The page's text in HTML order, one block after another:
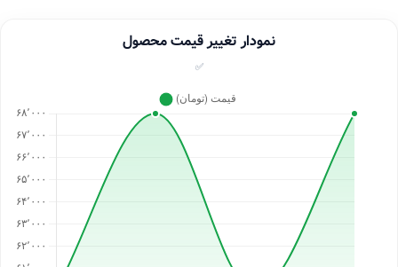
نمودار تغییر قیمت محصول
✅